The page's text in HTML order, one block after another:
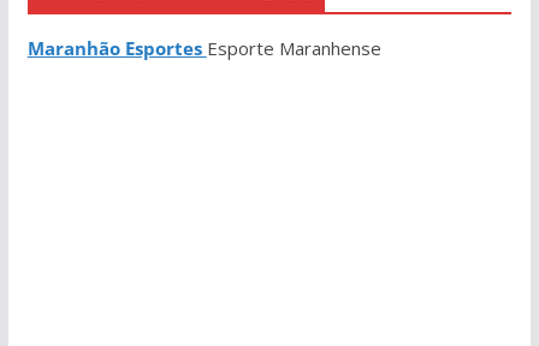
Maranhão Esportes Esporte Maranhense